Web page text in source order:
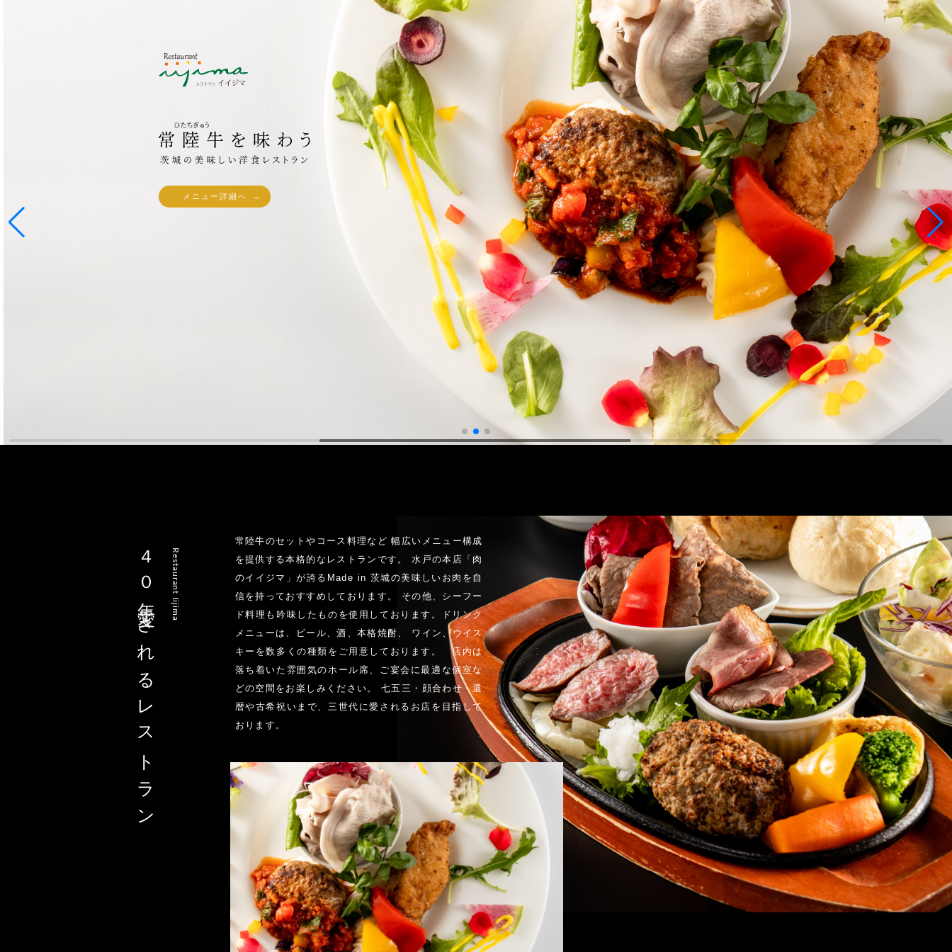
メニュー詳細へ
Restaurant Iijima
４０年愛される
レストラン
常陸牛のセットやコース料理など 幅広いメニュー構成
を提供する本格的なレストランです。 水戸の本店「肉
のイイジマ」が誇るMade in 茨城の美味しいお肉を自
信を持っておすすめしております。 その他、シーフー
ド料理も吟味したものを使用しております。ドリンク
メニューは、ビール、酒、本格焼酎、 ワイン、ウイス
キーを数多くの種類をご用意しております。 店内は
落ち着いた雰囲気のホール席、ご宴会に最適な個室な
どの空間をお楽しみください。 七五三・顔合わせ・還
暦や古希祝いまで、三世代に愛されるお店を目指して
おります。